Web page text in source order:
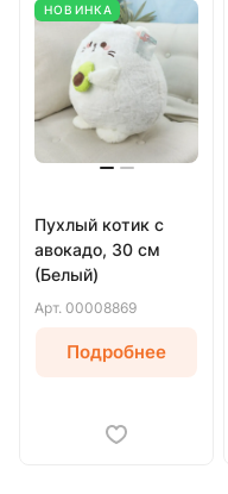
НОВИНКА
Пухлый котик с
авокадо, 30 см
(Белый)
Арт. 00008869
Подробнее